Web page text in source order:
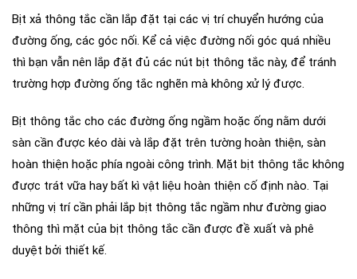
Bịt xả thông tắc cần lắp đặt tại các vị trí chuyển hướng của
đường ống, các góc nối. Kể cả việc đường nối góc quá nhiều
thì bạn vẫn nên lắp đặt đủ các nút bịt thông tắc này, để tránh
trường hợp đường ống tắc nghẽn mà không xử lý được.
Bịt thông tắc cho các đường ống ngầm hoặc ống nằm dưới
sàn cần được kéo dài và lắp đặt trên tường hoàn thiện, sàn
hoàn thiện hoặc phía ngoài công trình. Mặt bịt thông tắc không
được trát vữa hay bất kì vật liệu hoàn thiện cố định nào. Tại
những vị trí cần phải lắp bịt thông tắc ngầm như đường giao
thông thì mặt của bịt thông tắc cần được đề xuất và phê
duyệt bởi thiết kế.